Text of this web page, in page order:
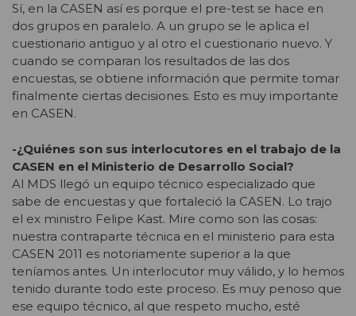
Sí, en la CASEN así es porque el pre-test se hace en
dos grupos en paralelo. A un grupo se le aplica el
cuestionario antiguo y al otro el cuestionario nuevo. Y
cuando se comparan los resultados de las dos
encuestas, se obtiene información que permite tomar
finalmente ciertas decisiones. Esto es muy importante
en CASEN.
-¿Quiénes son sus interlocutores en el trabajo de la
CASEN en el Ministerio de Desarrollo Social?
Al MDS llegó un equipo técnico especializado que
sabe de encuestas y que fortaleció la CASEN. Lo trajo
el ex ministro Felipe Kast. Mire como son las cosas:
nuestra contraparte técnica en el ministerio para esta
CASEN 2011 es notoriamente superior a la que
teníamos antes. Un interlocutor muy válido, y lo hemos
tenido durante todo este proceso. Es muy penoso que
ese equipo técnico, al que respeto mucho, esté